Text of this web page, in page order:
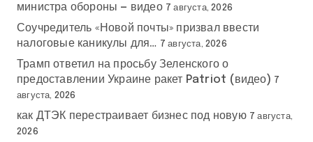
министра обороны — видео 7 августа, 2026
Соучредитель «Новой почты» призвал ввести
налоговые каникулы для… 7 августа, 2026
Трамп ответил на просьбу Зеленского о
предоставлении Украине ракет Patriot (видео) 7
августа, 2026
как ДТЭК перестраивает бизнес под новую 7 августа,
2026